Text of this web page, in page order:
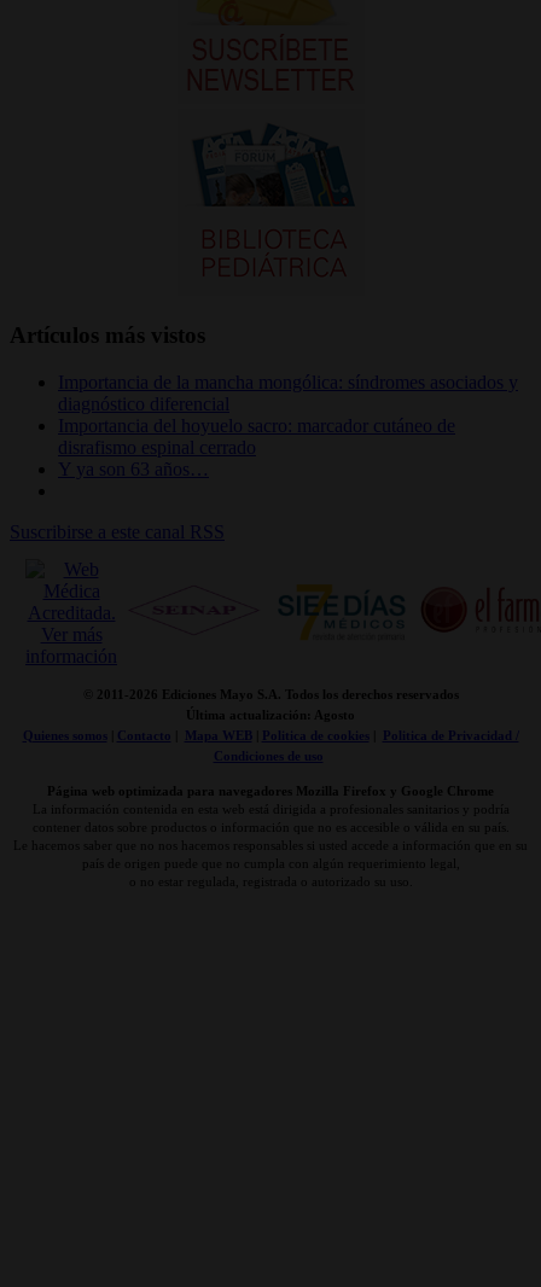
Artículos más vistos
Importancia de la mancha mongólica: síndromes asociados y
diagnóstico diferencial
Importancia del hoyuelo sacro: marcador cutáneo de
disrafismo espinal cerrado
Y ya son 63 años…
Suscribirse a este canal RSS
© 2011- 2026 Ediciones Mayo S.A. Todos los derechos reservados
Última actualización: Agosto
Quienes somos| Contacto Mapa WEB| Politica de cookies|
Politica de Privacidad /
Condiciones de uso
Página web optimizada para navegadores Mozilla Firefox y Google Chrome
La información contenida en esta web está dirigida a profesionales sanitarios y podría
contener datos sobre productos o información que no es accesible o válida en su país.
Le hacemos saber que no nos hacemos responsables si usted accede a información que en su
país de origen puede que no cumpla con algún requerimiento legal,
o no estar regulada, registrada o autorizado su uso.